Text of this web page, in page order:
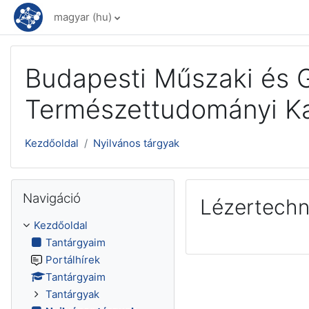
Tovább a fő tartalomhoz
magyar ‎(hu)‎
Budapesti Műszaki és
Természettudományi
Kezdőoldal Nyilvános tárgyak
Navigáció
Kezdőoldal
Tantárgyaim
Portálhírek
Tantárgyaim
Tantárgyak